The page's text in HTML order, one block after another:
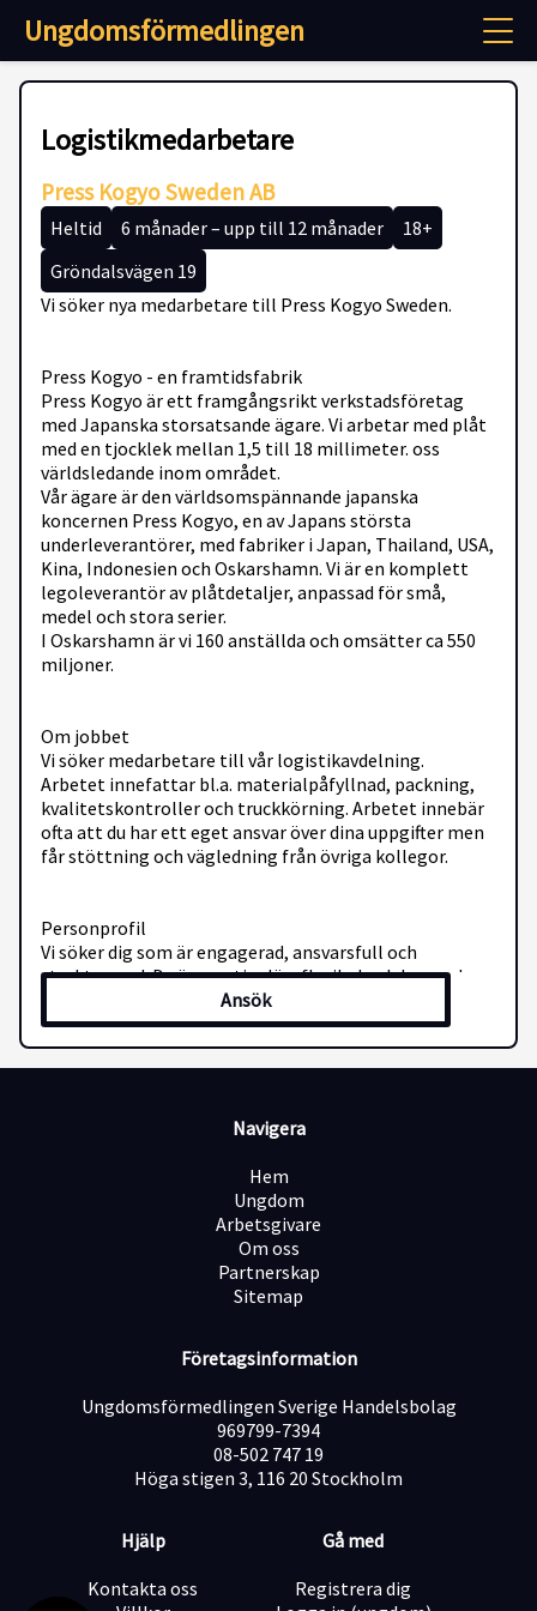
Ungdomsförmedlingen
Logistikmedarbetare
Press Kogyo Sweden AB
Heltid 6 månader – upp till 12 månader
18+
Gröndalsvägen 19
Vi söker nya medarbetare till Press Kogyo Sweden.
Press Kogyo - en framtidsfabrik
Press Kogyo är ett framgångsrikt verkstadsföretag
med Japanska storsatsande ägare. Vi arbetar med plåt
med en tjocklek mellan 1,5 till 18 millimeter. oss
världsledande inom området.
Vår ägare är den världsomspännande japanska
koncernen Press Kogyo, en av Japans största
underleverantörer, med fabriker i Japan, Thailand, USA,
Kina, Indonesien och Oskarshamn. Vi är en komplett
legoleverantör av plåtdetaljer, anpassad för små,
medel och stora serier.
I Oskarshamn är vi 160 anställda och omsätter ca 550
miljoner.
Om jobbet
Vi söker medarbetare till vår logistikavdelning.
Arbetet innefattar bl.a. materialpåfyllnad, packning,
kvalitetskontroller och truckkörning. Arbetet innebär
ofta att du har ett eget ansvar över dina uppgifter men
får stöttning och vägledning från övriga kollegor.
Personprofil
Vi söker dig som är engagerad, ansvarsfull och
strukturerad. Du är prestigelös, flexibel och har god
Vi värdesätter din vilja att utvecklas och hoppas att just
du vill bli vår nya medarbetare.
Allmän visstidsanställning med möjlighet till
Vi hanterar ansökningar löpande, så skicka gärna in din
ansökan så snart som möjligt.
Vid ytterligare frågor om tjänsten är du välkommen att
kontakta HR-chef Andreas Wigren 070 697 1974 alt.
Ansök
Navigera
Hem
Ungdom
Arbetsgivare
Om oss
Partnerskap
Sitemap
Företagsinformation
Ungdomsförmedlingen Sverige Handelsbolag
969799-7394
08-502 747 19
Höga stigen 3, 116 20 Stockholm
Hjälp
Kontakta oss
Gå med
Registrera dig